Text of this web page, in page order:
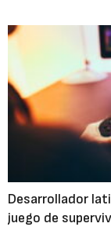
Desarrollador
juego de